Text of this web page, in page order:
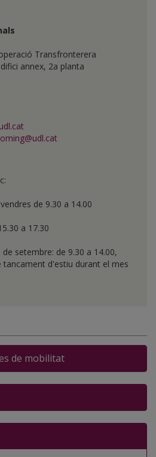
Transfronterera
annex, 2a planta
de 9.30 a 14.00
a 17.30
setembre: de 9.30 a 14.00,
tancament d'estiu durant el mes
de mobilitat